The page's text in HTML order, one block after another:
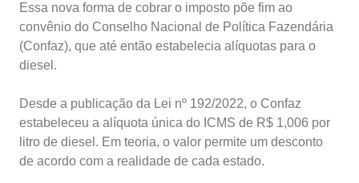
Essa nova forma de cobrar o imposto põe fim ao
convênio do Conselho Nacional de Política Fazendária
(Confaz), que até então estabelecia alíquotas para o
diesel.
Desde a publicação da Lei nº 192/2022, o Confaz
estabeleceu a alíquota única do ICMS de R$ 1,006 por
litro de diesel. Em teoria, o valor permite um desconto
de acordo com a realidade de cada estado.